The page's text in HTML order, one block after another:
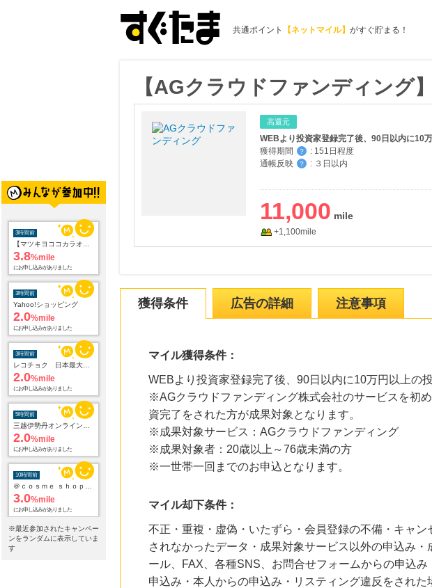
共通ポイント 【ネットマイル】 がすぐ貯まる！
3時間前
3.8%mile
にお申し込みがありました
3時間前
Yahoo!ショッピング
2.0%mile
にお申し込みがありました
3時間前
2.0%mile
にお申し込みがありました
5時間前
2.0%mile
にお申し込みがありました
10時間前
3.0%mile
にお申し込みがありました
12時間前
Sony Music Shop
※最近参加されたキャンペー
ンをランダムに表示していま
す
【AGクラウドファンディング
高還元
WEBより投資家登録完了後、90日以内に10
獲得期間
？ : 151日程度
通帳反映
？ : ３日以内
11,000
+1,100mile
獲得条件 広告の詳細 注意事項
マイル獲得条件：
WEBより投資家登録完了後、90日以内に10万円以上の
※AGクラウドファンディング株式会社のサービスを初
資完了をされた方が成果対象となります。
※成果対象サービス：AGクラウドファンディング
※成果対象者：20歳以上～76歳未満の方
※一世帯一回までのお申込となります。
マイル却下条件：
不正・重複・虚偽・いたずら・会員登録の不備・キャ
されなかったデータ・成果対象サービス以外の申込み
ール、FAX、各種SNS、お問合せフォームからの申込
申込み・本人からの申込み・リスティング違反をされ